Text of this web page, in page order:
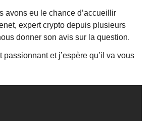
avons eu le chance d’accueillir
expert crypto depuis plusieurs
donner son avis sur la question.
passionnant et j’espère qu’il va vous